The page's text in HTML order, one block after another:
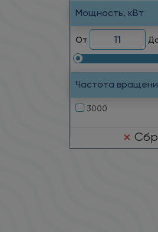
Мощность, кВт
От
Частота
3000